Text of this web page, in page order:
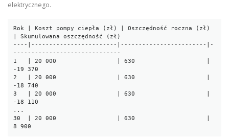
elektrycznego.
Rok | Koszt pompy ciepła (zł) | Oszczędność roczna (zł)
| Skumulowana oszczędność (zł)
----|------------------------|------------------------|-
------------------------------
1   | 20 000                 | 630                    |
-19 370
2   | 20 000                 | 630                    |
-18 740
3   | 20 000                 | 630                    |
-18 110
...
30  | 20 000                 | 630                    |